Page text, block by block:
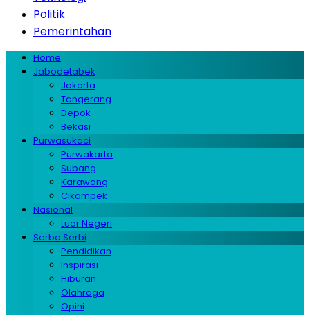
Politik
Pemerintahan
Home
Jabodetabek
Jakarta
Tangerang
Depok
Bekasi
Purwasukaci
Purwakarta
Subang
Karawang
Cikampek
Nasional
Luar Negeri
Serba Serbi
Pendidikan
Inspirasi
Hiburan
Olahraga
Opini